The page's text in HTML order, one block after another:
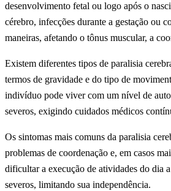
desenvolvimento fetal ou logo após o
cérebro, infecções durante a gestação ou
maneiras, afetando o tônus muscular, a
Existem diferentes tipos de paralisia
termos de gravidade e do tipo de
indivíduo pode viver com um nível de
severos, exigindo cuidados médicos
Os sintomas mais comuns da paralisia
problemas de coordenação e, em casos
dificultar a execução de atividades do dia
severos, limitando sua independência.